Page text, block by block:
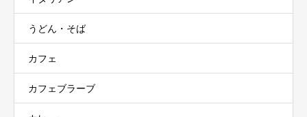
うどん・そば
カフェ
カフェブラーブ